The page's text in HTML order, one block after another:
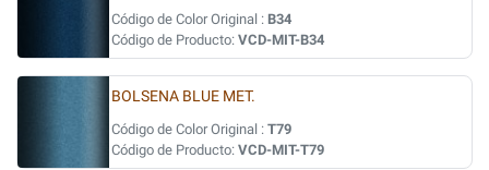
Código de Color Original : B34
Código de Producto: VCD-MIT-B34
BOLSENA BLUE MET.
Código de Color Original : T79
Código de Producto: VCD-MIT-T79